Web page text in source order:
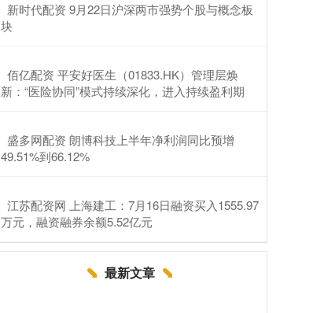
​新时代配资 9月22日沪深两市强势个股与概念板
块
​佰亿配资 平安好医生（01833.HK）管理层焕
新：“医险协同”模式持续深化，进入持续盈利期
​盛多网配资 朗博科技上半年净利润同比预增
49.51%到66.12%
​江苏配资网 上海建工：7月16日融资买入1555.97
万元，融资融券余额5.52亿元
最新文章